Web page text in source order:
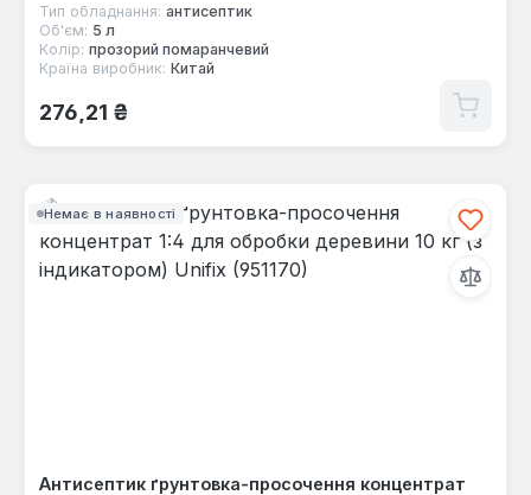
Тип обладнання: антисептик
Об'єм: 5 л
Колір: прозорий помаранчевий
Країна виробник: Китай
Звичайна ціна:
276,21 ₴
Немає в наявності
Антисептик ґрунтовка-просочення концентрат